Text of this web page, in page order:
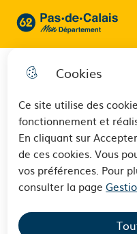
Cookies
Ce site utilise des
fonctionnement et
En cliquant sur
de ces cookies. Vous
vos préférences. Pour
consulter la page
62 - Pas-de-Calais Mon
FSE+
+) et FTJ
Juste) :
2027